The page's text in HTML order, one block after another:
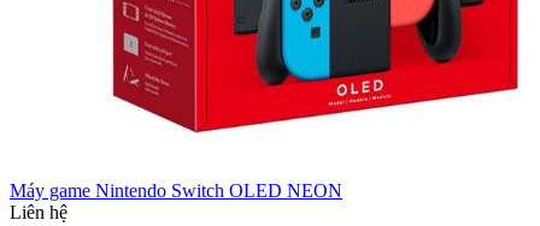
Máy game Nintendo Switch OLED NEON
Liên hệ